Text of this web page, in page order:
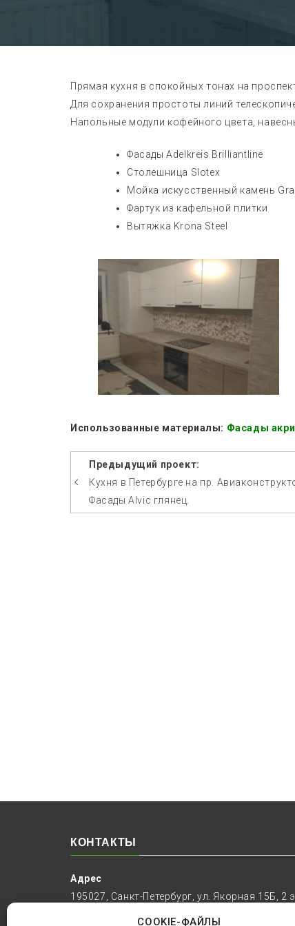
COOKIE-ФАЙЛЫ
Прямая кухня в спокойных тонах на
Для сохранения простоты линий
Напольные модули кофейного цвета,
Фасады Adelkreis Brilliantline
Столешница Slotex
Мойка искусственный камень
Фартук из кафельной плитки
Вытяжка Krona Steel
Использованные материалы: Фасады
Другие
фото
проектов
Предыдущий проект:
Кухня в Петербурге на пр.
Фасады Alvic глянец.
КОНТАКТЫ
Адрес
195027, Санкт-Петербург, ул. Якорная 15Б, 2